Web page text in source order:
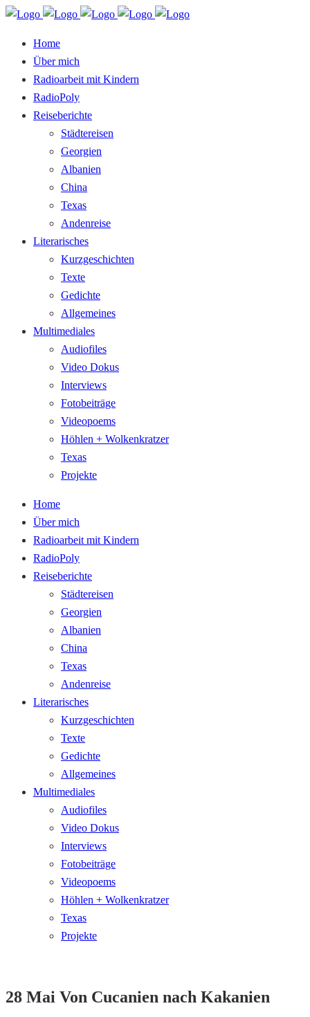
Home
Über mich
Radioarbeit mit Kindern
RadioPoly
Reiseberichte
Städtereisen
Georgien
Albanien
China
Texas
Andenreise
Literarisches
Kurzgeschichten
Texte
Gedichte
Allgemeines
Multimediales
Audiofiles
Video Dokus
Interviews
Fotobeiträge
Videopoems
Höhlen + Wolkenkratzer
Texas
Projekte
Home
Über mich
Radioarbeit mit Kindern
RadioPoly
Reiseberichte
Städtereisen
Georgien
Albanien
China
Texas
Andenreise
Literarisches
Kurzgeschichten
Texte
Gedichte
Allgemeines
Multimediales
Audiofiles
Video Dokus
Interviews
Fotobeiträge
Videopoems
Höhlen + Wolkenkratzer
Texas
Projekte
28 Mai Von Cucanien nach Kakanien